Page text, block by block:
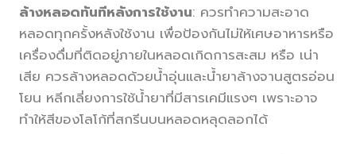
ล้างหลอดทันทีหลังการใช้งาน: ควรทำความสะอาด
หลอดทุกครั้งหลังใช้งาน เพื่อป้องกันไม่ให้เศษอาหารหรือ
เครื่องดื่มที่ติดอยู่ภายในหลอดเกิดการสะสม หรือ เน่า
เสีย ควรล้างหลอดด้วยน้ำอุ่นและน้ำยาล้างจานสูตรอ่อน
โยน หลีกเลี่ยงการใช้น้ำยาที่มีสารเคมีแรงๆ เพราะอาจ
ทำให้สีของโลโก้ที่สกรีนบนหลอดหลุดลอกได้